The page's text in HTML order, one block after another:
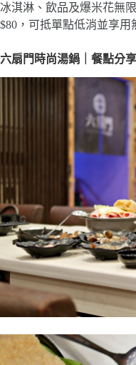
冰淇淋、飲品及爆米花無
$80，可抵單點低消並享用
六扇門時尚湯鍋｜餐點分享